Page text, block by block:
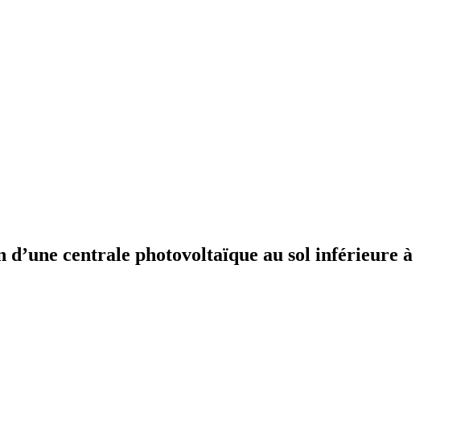
centrale photovoltaïque au sol inférieure à